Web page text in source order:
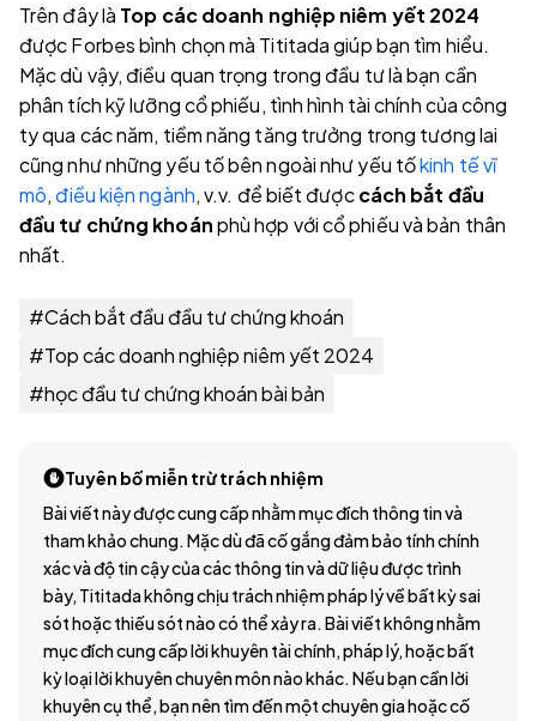
Trên đây là Top các doanh nghiệp niêm yết 2024
được Forbes bình chọn mà Tititada giúp bạn tìm hiểu.
Mặc dù vậy, điều quan trọng trong đầu tư là bạn cần
phân tích kỹ lưỡng cổ phiếu, tình hình tài chính của công
ty qua các năm, tiềm năng tăng trưởng trong tương lai
cũng như những yếu tố bên ngoài như yếu tốkinh tế vĩ
mô, điều kiện ngành, v.v. để biết đượccách bắt đầu
đầu tư chứng khoánphù hợp với cổ phiếu và bản thân
nhất.
#Cách bắt đầu đầu tư chứng khoán
#Top các doanh nghiệp niêm yết 2024
#học đầu tư chứng khoán bài bản
Tuyên bố miễn trừ trách nhiệm
Bài viết này được cung cấp nhằm mục đích thông tin và
tham khảo chung. Mặc dù đã cố gắng đảm bảo tính chính
xác và độ tin cậy của các thông tin và dữ liệu được trình
bày, Tititada không chịu trách nhiệm pháp lý về bất kỳ sai
sót hoặc thiếu sót nào có thể xảy ra. Bài viết không nhằm
mục đích cung cấp lời khuyên tài chính, pháp lý, hoặc bất
kỳ loại lời khuyên chuyên môn nào khác. Nếu bạn cần lời
khuyên cụ thể, bạn nên tìm đến một chuyên gia hoặc cố